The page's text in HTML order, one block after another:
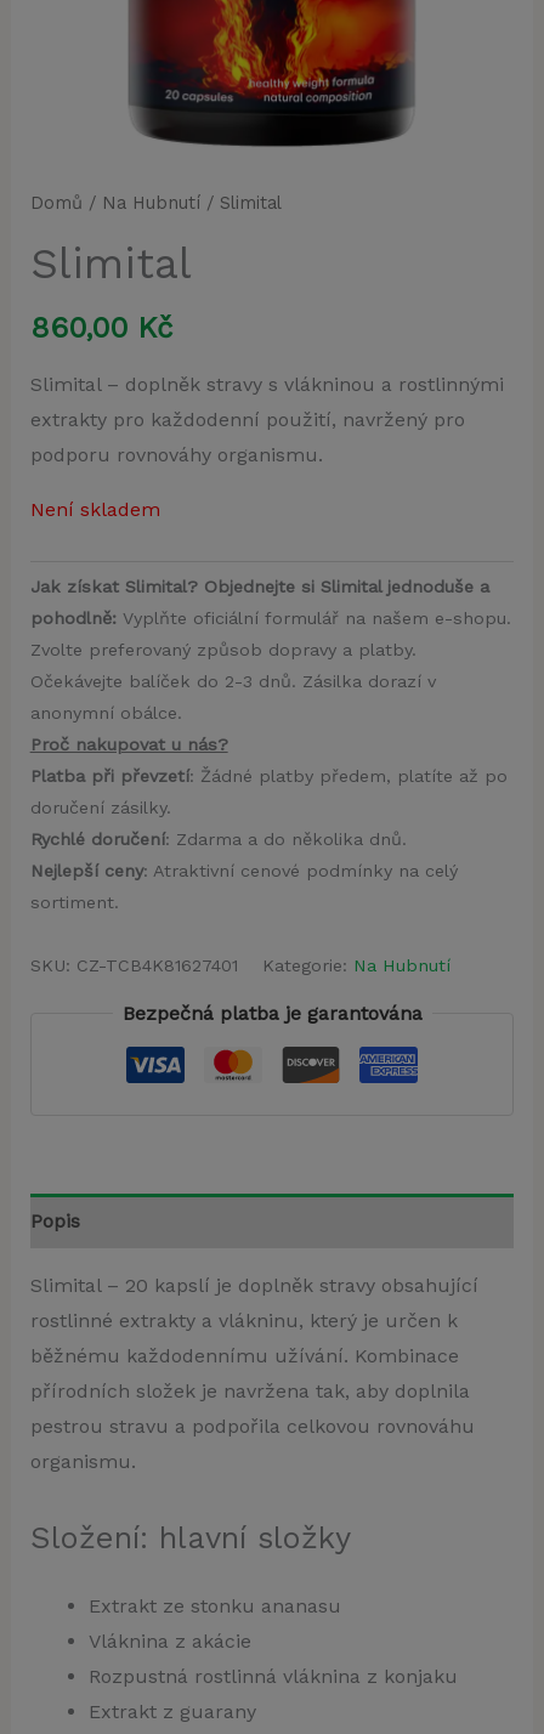
Domů / Na Hubnutí/ Slimital
Slimital
860,00 Kč
Slimital – doplněk stravy s vlákninou a rostlinnými
extrakty pro každodenní použití, navržený pro
podporu rovnováhy organismu.
Není skladem
Jak získat Slimital? Objednejte si Slimital jednoduše a
pohodlně:Vyplňte oficiální formulář na našem e-shopu.
Zvolte preferovaný způsob dopravy a platby.
Očekávejte balíček do 2-3 dnů. Zásilka dorazí v
anonymní obálce.
Proč nakupovat u nás?
Platba při převzetí: Žádné platby předem, platíte až po
doručení zásilky.
Rychlé doručení: Zdarma a do několika dnů.
Nejlepší ceny: Atraktivní cenové podmínky na celý
sortiment.
SKU: CZ-TCB4K81627401 Kategorie: Na Hubnutí
Bezpečná platba je garantována
Popis
Slimital – 20 kapslí je doplněk stravy obsahující
rostlinné extrakty a vlákninu, který je určen k
běžnému každodennímu užívání. Kombinace
přírodních složek je navržena tak, aby doplnila
pestrou stravu a podpořila celkovou rovnováhu
organismu.
Složení: hlavní složky
Extrakt ze stonku ananasu
Vláknina z akácie
Rozpustná rostlinná vláknina z konjaku
Extrakt z guarany